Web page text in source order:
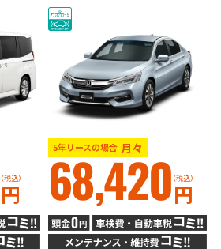
円
（税込）
5年リースの場合 月々
68,420円
（税込）